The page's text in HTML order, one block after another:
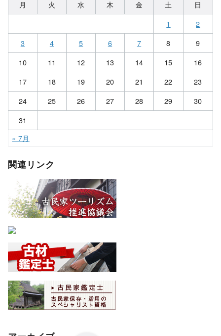
月 火 水 木 金 土
日
1
2
3
4 5 6 7 8
9
10
11 12 13 14 15
16
17
18 19 20 21 22
23
24
25 26 27 28 29
30
31
« 7月
関連リンク